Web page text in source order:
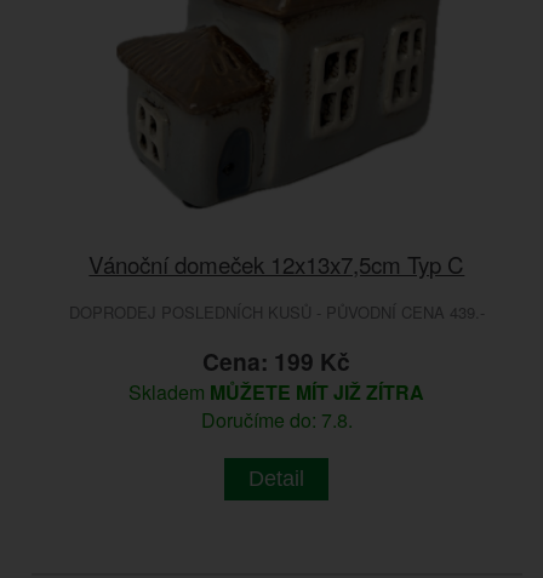
Vánoční domeček 12x13x7,5cm Typ C
DOPRODEJ POSLEDNÍCH KUSŮ - PŮVODNÍ CENA 439.-
Cena: 199 Kč
Skladem MŮŽETE MÍT JIŽ ZÍTRA
Doručíme do: 7.8.
Detail